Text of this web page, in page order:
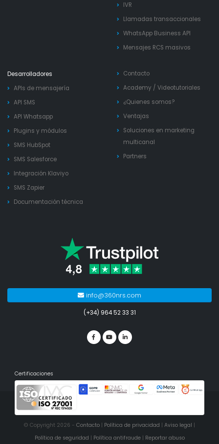
IVR
Llamadas transaccionales
WhatsApp Business API
Mensajes RCS masivos
Desarrolladores
APIs de mensajería
API SMS
API Whatsapp
Plugins y módulos
SMS HubSpot
SMS Salesforce
Integración Klaviyo
SMS Zapier
Documentación técnica
Contacto
Academy / Videotutoriales
¿Quienes somos?
Ventajas
Soluciones en marketing
multicanal
Partners
info@360nrs.com
(+34) 964 52 33 31
Certificaciones
© Copyright 2026 - Contacto | Política de privacidad | Aviso legal |
Política de seguridad | Política antifraude| Reportar abuso